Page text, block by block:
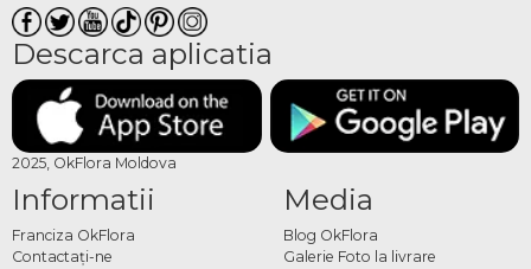
Descarca aplicatia
2025, OkFlora Moldova
Informatii
Franciza OkFlora
Contactaţi-ne
Media
Blog OkFlora
Galerie Foto la livrare